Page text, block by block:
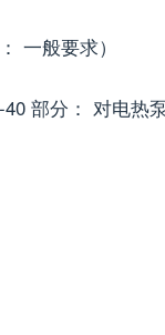
一般要求）
部分： 对电热